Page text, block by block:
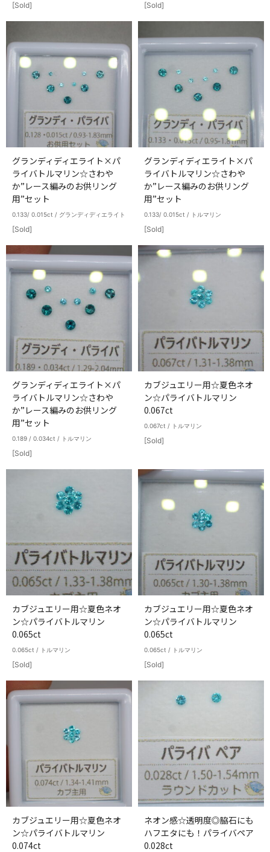
[Sold] [Sold]
グランディディエライト×パ
ライバトルマリン☆さわや
か”レース編みのお供リング
用”セット
0.133/ 0.015ct / グランディディエライト
[Sold]
グランディディエライト×パ
ライバトルマリン☆さわや
か”レース編みのお供リング
用”セット
0.133/ 0.015ct / トルマリン
[Sold]
グランディディエライト×パ
ライバトルマリン☆さわや
か”レース編みのお供リング
用”セット
0.189 / 0.034ct / トルマリン
[Sold]
カブジュエリー用☆夏色ネオ
ン☆パライバトルマリン
0.067ct
0.067ct / トルマリン
[Sold]
カブジュエリー用☆夏色ネオ
ン☆パライバトルマリン
0.065ct
0.065ct / トルマリン
[Sold]
カブジュエリー用☆夏色ネオ
ン☆パライバトルマリン
0.065ct
0.065ct / トルマリン
[Sold]
カブジュエリー用☆夏色ネオ
ン☆パライバトルマリン
0.074ct
ネオン感☆透明度◎脇石にも
ハフエタにも！パライバペア
0.028ct